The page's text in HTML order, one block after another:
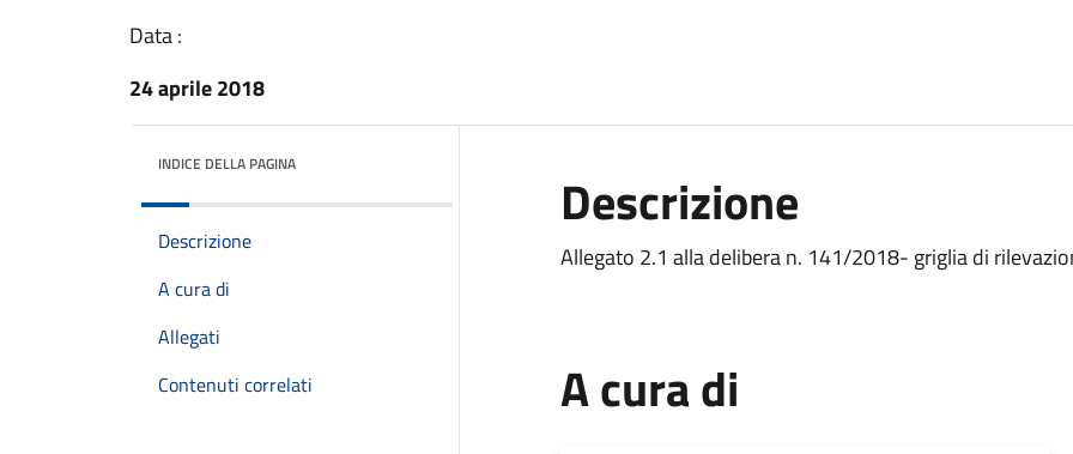
Data :
24 aprile 2018
INDICE DELLA PAGINA
Descrizione
A cura di
Allegati
Contenuti correlati
Descrizione
Allegato 2.1 alla delibera n. 141/2018- griglia di
A cura di